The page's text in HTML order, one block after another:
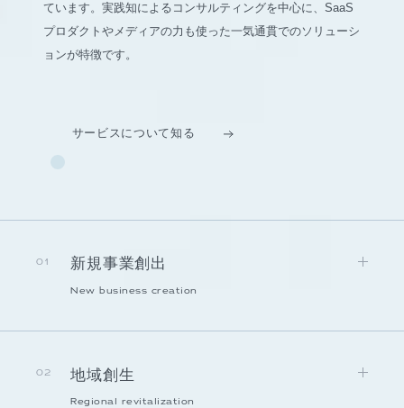
ています。実践知によるコンサルティングを中心に、SaaS
プロダクトやメディアの力も使った一気通貫でのソリューシ
ョンが特徴です。
サービスについて知る
01 新規事業創出
New business creation
02 地域創生
Regional revitalization